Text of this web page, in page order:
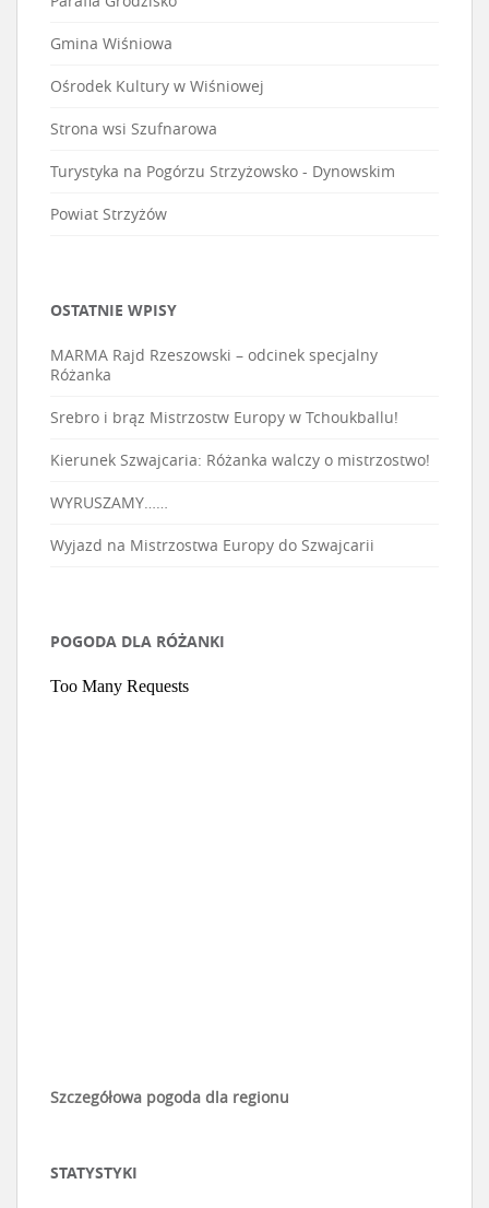
Gmina Wiśniowa
Ośrodek Kultury w Wiśniowej
Strona wsi Szufnarowa
Turystyka na Pogórzu Strzyżowsko - Dynowskim
Powiat Strzyżów
OSTATNIE WPISY
MARMA Rajd Rzeszowski – odcinek specjalny
Różanka
Srebro i brąz Mistrzostw Europy w Tchoukballu!
Kierunek Szwajcaria: Różanka walczy o mistrzostwo!
WYRUSZAMY……
Wyjazd na Mistrzostwa Europy do Szwajcarii
POGODA DLA RÓŻANKI
Szczegółowa pogoda dla regionu
STATYSTYKI